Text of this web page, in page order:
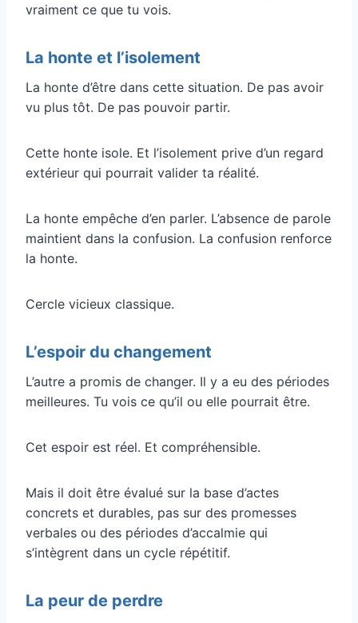
vraiment ce que tu vois.
La honte et l’isolement
La honte d’être dans cette situation. De pas avoir
vu plus tôt. De pas pouvoir partir.
Cette honte isole. Et l’isolement prive d’un regard
extérieur qui pourrait valider ta réalité.
La honte empêche d’en parler. L’absence de parole
maintient dans la confusion. La confusion renforce
la honte.
Cercle vicieux classique.
L’espoir du changement
L’autre a promis de changer. Il y a eu des périodes
meilleures. Tu vois ce qu’il ou elle pourrait être.
Cet espoir est réel. Et compréhensible.
Mais il doit être évalué sur la base d’actes
concrets et durables, pas sur des promesses
verbales ou des périodes d’accalmie qui
s’intègrent dans un cycle répétitif.
La peur de perdre